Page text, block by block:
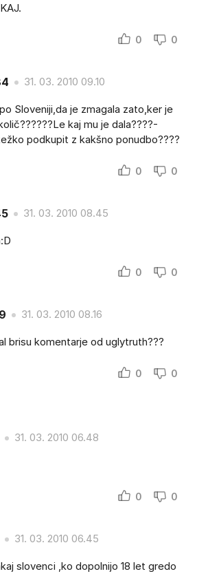
0 0
31. 03. 2010 09.10
Sloveniji,da je zmagala zato,ker je
kaj mu je dala????-
podkupit z kakšno ponudbo????
0 0
31. 03. 2010 08.45
0 0
31. 03. 2010 08.16
brisu komentarje od uglytruth???
0 0
31. 03. 2010 06.48
0 0
31. 03. 2010 06.45
slovenci ,ko dopolnijo 18 let gredo